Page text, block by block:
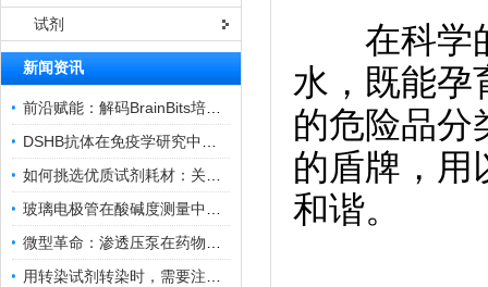
试剂
新闻资讯
在科学
水，既能孕
的危险品分
的盾牌，用
和谐。